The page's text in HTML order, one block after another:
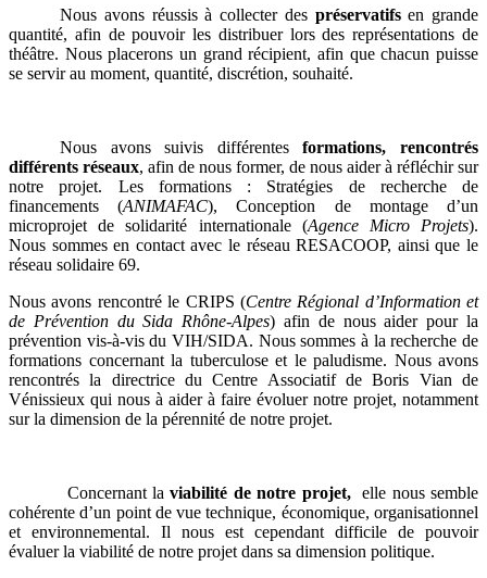
Nous avons réussis à collecter des préservatifsen grande
quantité, afin de pouvoir les distribuer lors des représentations de
théâtre. Nous placerons un grand récipient, afin que chacun puisse
se servir au moment, quantité, discrétion, souhaité.
Nous avons suivis différentesformations, rencontrés
différents réseaux, afin de nous former, de nous aider à réfléchir sur
notre projet. Les formations : Stratégies de recherche de
financements (ANIMAFAC), Conception de montage d’un
microprojet de solidarité internationale (Agence Micro Projets).
Nous sommes en contact avec le réseau RESACOOP, ainsi que le
réseau solidaire 69.
Nous avons rencontré le CRIPS (Centre Régional d’Information et
de Prévention du Sida Rhône-Alpes) afin de nous aider pour la
prévention vis-à-vis du VIH/SIDA. Nous sommes à la recherche de
formations concernant la tuberculose et le paludisme. Nous avons
rencontrés la directrice du Centre Associatif de Boris Vian de
Vénissieux qui nous à aider à faire évoluer notre projet, notamment
sur la dimension de la pérennité de notre projet.
Concernant laviabilité de notre projet, elle nous semble
cohérente d’un point de vue technique, économique, organisationnel
et environnemental. Il nous est cependant difficile de pouvoir
évaluer la viabilité de notre projet dans sa dimension politique.